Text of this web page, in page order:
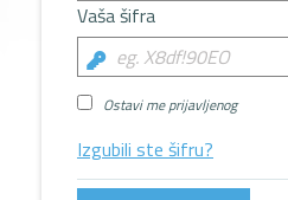
Vaša šifra
Ostavi me prijavljenog
Izgubili ste šifru?